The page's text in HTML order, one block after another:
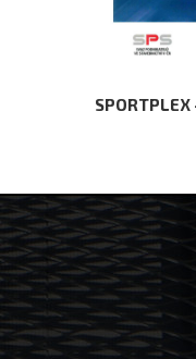
SPORTPLEX